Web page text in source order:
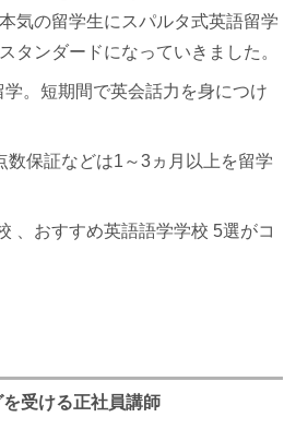
気の留学生にスパルタ式英語留学
タンダードになっていきました。
。短期間で英会話力を身につけ
保証などは1～3ヵ月以上を留学
、おすすめ英語語学学校 5選がコ
受ける正社員講師